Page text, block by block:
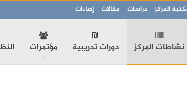
المركز دراسات مقالات إضاءات
نشاطات المركز دورات تدريبية مؤتمرات